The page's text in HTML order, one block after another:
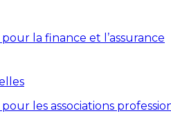
la finance et l’assurance
les associations